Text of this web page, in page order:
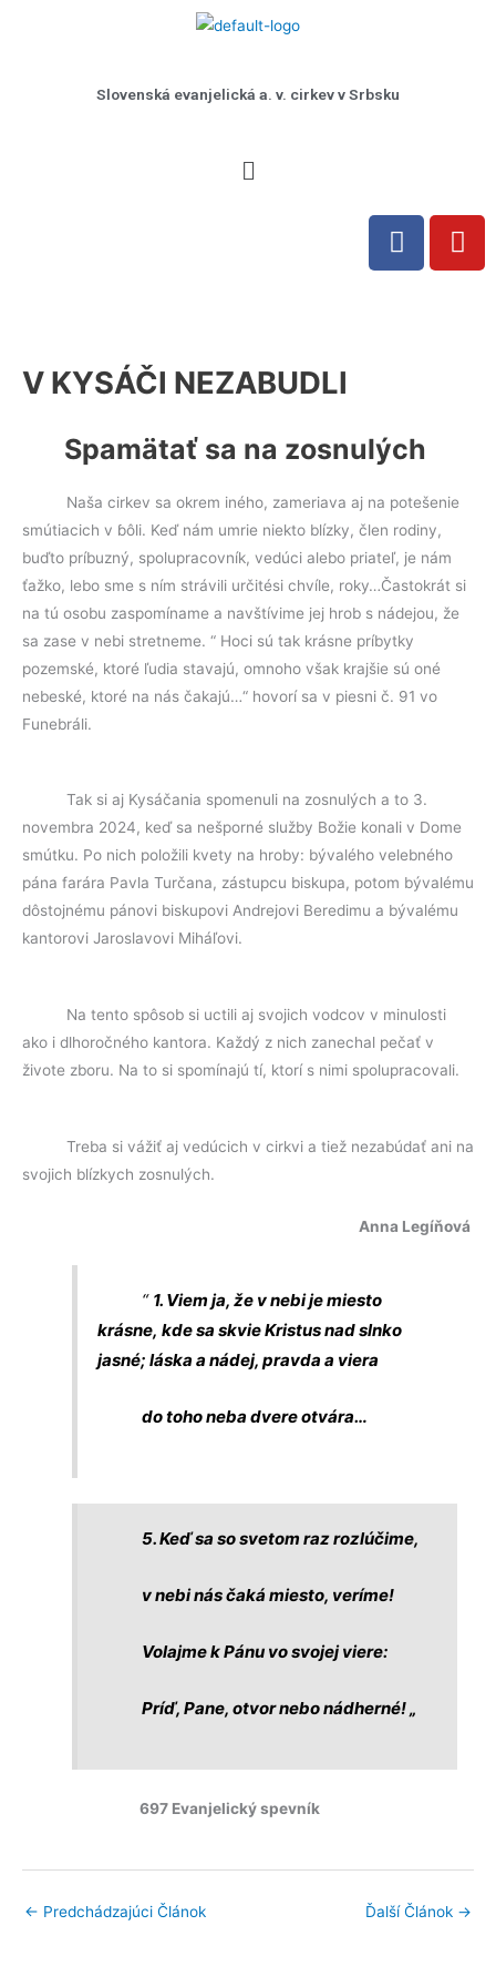
Slovenská evanjelická a. v. cirkev v Srbsku
Menu
F
a
Y
o
V KYSÁČI NEZABUDLI
Spamätať sa na zosnulých
Naša cirkev sa okrem iného, zameriava aj na potešenie
smútiacich v ɓôli. Keď nám umrie niekto blízky, člen rodiny,
buďto príbuzný, spolupracovník, vedúci alebo priateľ, je nám
ťažko, lebo sme s ním strávili určitési chvíle, roky…Častokrát si
na tú osobu zaspomíname a navštívime jej hrob s nádejou, že
sa zase v nebi stretneme. “ Hoci sú tak krásne príbytky
pozemské, ktoré ľudia stavajú, omnoho však krajšie sú oné
nebeské, ktoré na nás čakajú…“ hovorí sa v piesni č. 91 vo
Funebráli.
Tak si aj Kysáčania spomenuli na zosnulých a to 3.
novembra 2024, keď sa nešporné služby Božie konali v Dome
smútku. Po nich položili kvety na hroby: bývalého velebného
pána farára Pavla Turčana, zástupcu biskupa, potom bývalému
dôstojnému pánovi biskupovi Andrejovi Beredimu a bývalému
kantorovi Jaroslavovi Miháľovi.
Na tento spôsob si uctili aj svojich vodcov v minulosti
ako i dlhoročného kantora. Každý z nich zanechal pečať v
živote zboru. Na to si spomínajú tí, ktorí s nimi spolupracovali.
Treba si vážiť aj vedúcich v cirkvi a tiež nezabúdať ani na
svojich blízkych zosnulých.
Anna Legíňová
“ 1. Viem ja, že v nebi je miesto
krásne,kde sa skvie Kristus nad slnko
jasné;láska a nádej, pravda a viera
do toho neba dvere otvára…
5. Keď sa so svetom raz rozlúčime,
v nebi nás čaká miesto, veríme!
Volajme k Pánu vo svojej viere:
Príď, Pane, otvor nebo nádherné! „
697 Evanjelický spevník
← Predchádzajúci Článok Ďalší Článok →